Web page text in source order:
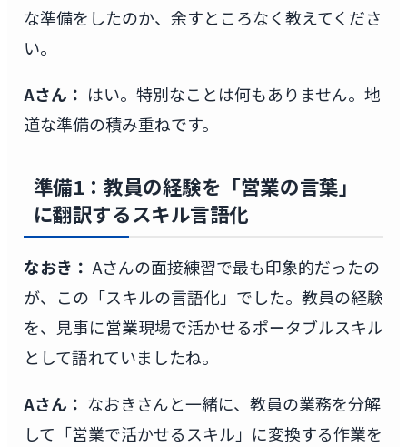
な準備をしたのか、余すところなく教えてくださ
い。
Aさん： はい。特別なことは何もありません。地
道な準備の積み重ねです。
準備1：教員の経験を「営業の言葉」
に翻訳するスキル言語化
なおき： Aさんの面接練習で最も印象的だったの
が、この「スキルの言語化」でした。教員の経験
を、見事に営業現場で活かせるポータブルスキル
として語れていましたね。
Aさん： なおきさんと一緒に、教員の業務を分解
して「営業で活かせるスキル」に変換する作業を